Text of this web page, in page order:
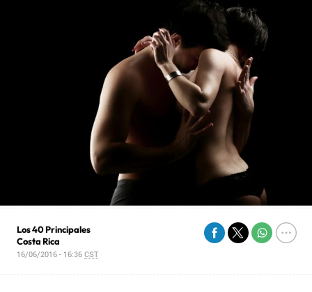
Los 40 Principales
Costa Rica
16/06/2016 - 16:36CST